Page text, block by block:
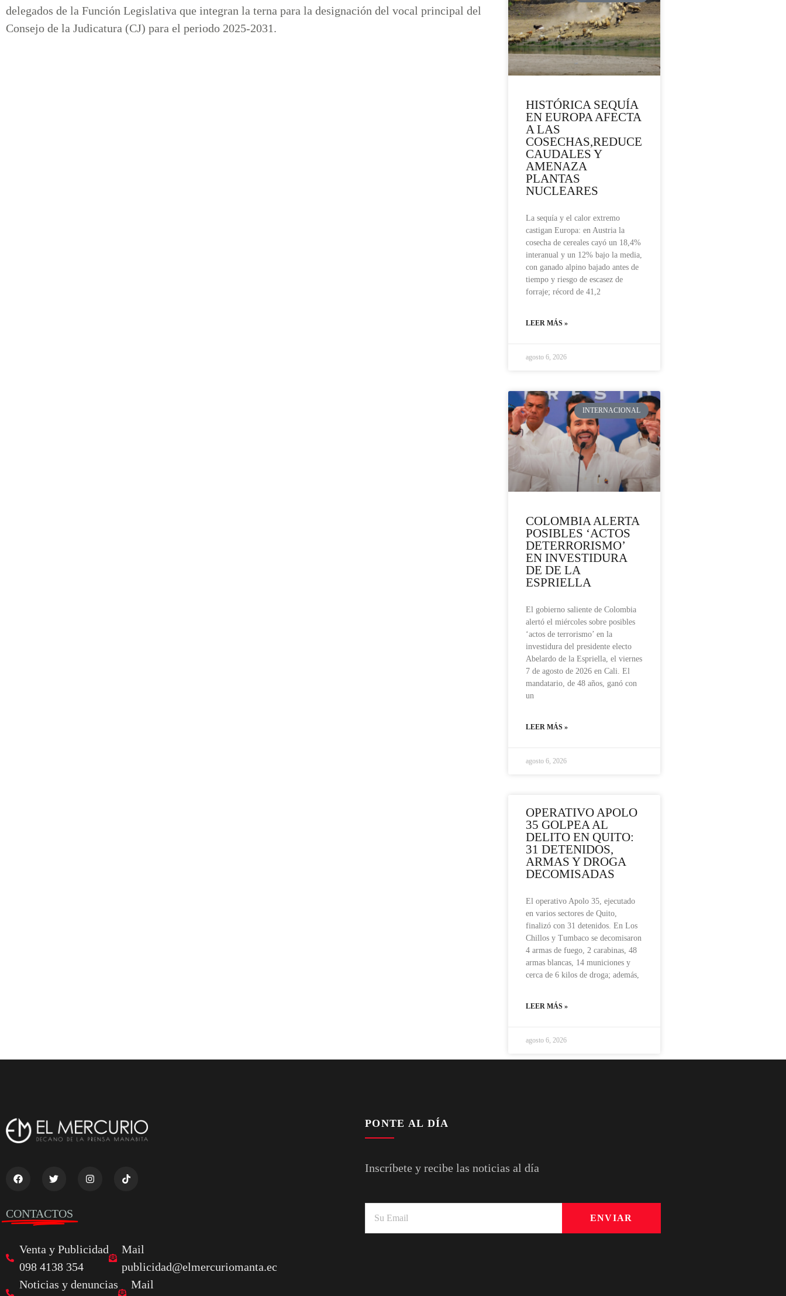
delegados de la Función Legislativa que integran la terna para la designación del vocal principal del
Consejo de la Judicatura (CJ) para el periodo 2025-2031.
HISTÓRICA SEQUÍA
EN EUROPA AFECTA
A LAS
COSECHAS,REDUCE
CAUDALES Y
AMENAZA
PLANTAS
NUCLEARES
La sequía y el calor extremo
castigan Europa: en Austria la
cosecha de cereales cayó un 18,4%
interanual y un 12% bajo la media,
con ganado alpino bajado antes de
tiempo y riesgo de escasez de
forraje; récord de 41,2
LEER MÁS »
agosto 6, 2026
INTERNACIONAL
COLOMBIA ALERTA
POSIBLES ‘ACTOS
DETERRORISMO’
EN INVESTIDURA
DE DE LA
ESPRIELLA
El gobierno saliente de Colombia
alertó el miércoles sobre posibles
‘actos de terrorismo’ en la
investidura del presidente electo
Abelardo de la Espriella, el viernes
7 de agosto de 2026 en Cali. El
mandatario, de 48 años, ganó con
un
LEER MÁS »
agosto 6, 2026
OPERATIVO APOLO
35 GOLPEA AL
DELITO EN QUITO:
31 DETENIDOS,
ARMAS Y DROGA
DECOMISADAS
El operativo Apolo 35, ejecutado
en varios sectores de Quito,
finalizó con 31 detenidos. En Los
Chillos y Tumbaco se decomisaron
4 armas de fuego, 2 carabinas, 48
armas blancas, 14 municiones y
cerca de 6 kilos de droga; además,
LEER MÁS »
agosto 6, 2026
CONTACTOS
Venta y Publicidad
098 4138 354
Mail
publicidad@elmercuriomanta.ec
Noticias y denuncias
Mail
PONTE AL DÍA
Inscríbete y recibe las noticias al día
ENVIAR